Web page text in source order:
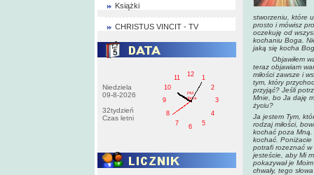
Książki
CHRISTUS VINCIT - TV
Niedziela
09-8-2026
32tydzień
Czas letni
1
2
3
4
5
6
7
8
9
10
11
12
PM
sobota
stworzeniu, które
prosto i mówisz
oczekuję od
kochaniu Boga.
jaką się kocha
Objawiłem wam
teraz objawiam
miłości zawsze i
tym, który
przyjąć? Jeśli
Mnie, bo Ja daję
życiu?
Ja jestem Tym,
rodzaj miłości,
kochać poza Mną.
kochać. Poniżacie
potrafi rozeznać w
jesteście, aby Mi
pokazywał je
chwały, tego